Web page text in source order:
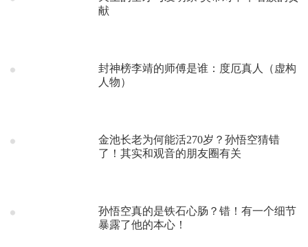
献
封神榜李靖的师傅是谁：度厄真人（虚构
人物）
金池长老为何能活270岁？孙悟空猜错
了！其实和观音的朋友圈有关
孙悟空真的是铁石心肠？错！有一个细节
暴露了他的本心！